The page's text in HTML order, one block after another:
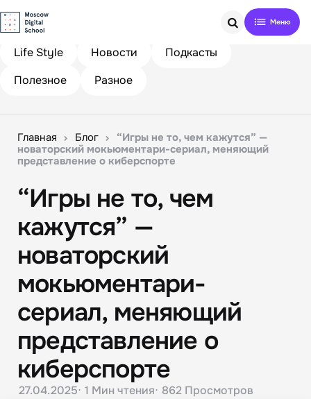
Search
Life Style
Новости
Подкасты
Полезное
Разное
Главная Блог
“Игры не то, чем кажутся” —
новаторский мокьюментари-сериал, меняющий
представление о киберспорте
“Игры не то, чем
кажутся” —
новаторский
мокьюментари-
сериал, меняющий
представление о
киберспорте
27.04.2025 1 Мин чтения 862 Просмотров